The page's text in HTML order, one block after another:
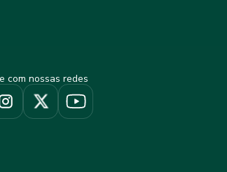
com nossas redes